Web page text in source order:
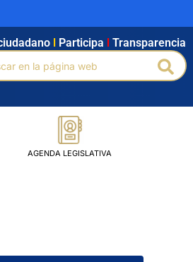
Intranet Búsqueda avanzada
Participa Transparencia
AGENDA LEGISLATIVA